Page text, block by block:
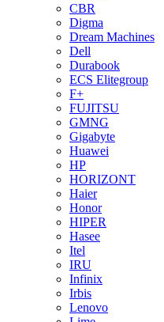
CBR
Digma
Dream Machines
Dell
Durabook
ECS Elitegroup
F+
FUJITSU
GMNG
Gigabyte
Huawei
HP
HORIZONT
Haier
Honor
HIPER
Hasee
Itel
IRU
Infinix
Irbis
Lenovo